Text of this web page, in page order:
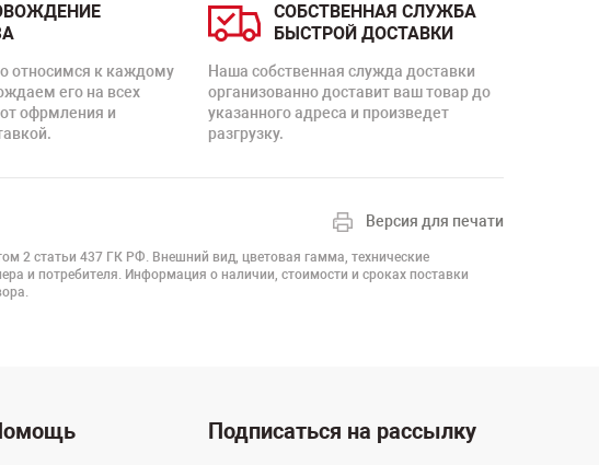
относимся к каждому
его на всех
офрмления и
СОБСТВЕННАЯ СЛУЖБА
БЫСТРОЙ ДОСТАВКИ
Наша собственная служда доставки
организованно доставит ваш товар до
указанного адреса и произведет
разгрузку.
Версия для печати
2 статьи 437 ГК РФ. Внешний вид, цветовая гамма, технические
и потребителя. Информация о наличии, стоимости и сроках поставки
Подписаться на рассылку